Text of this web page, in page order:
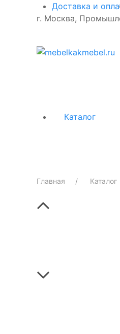
Доставка и
г. Москва,
Каталог
Главная Каталог